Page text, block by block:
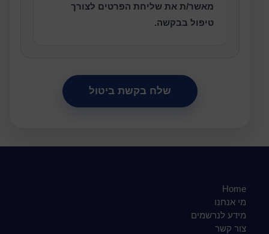
מאשר/ת את שליחת הפרטים לצורך
טיפול בבקשה.
Home
מי אנחנו
מידע לנרשמים
צור קשר